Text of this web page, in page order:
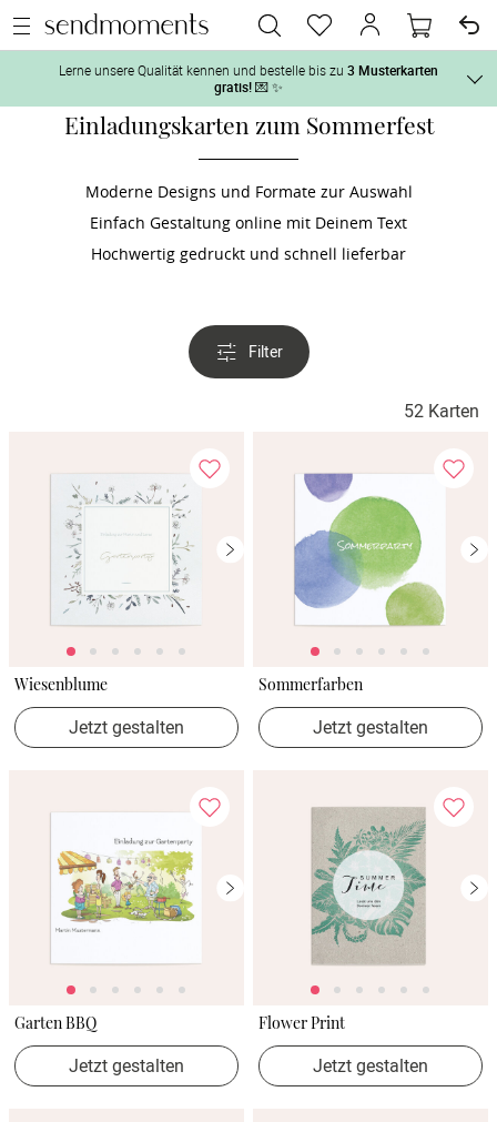
Lerne unsere Qualität kennen und bestelle bis zu 3 Musterkarten
gratis!💌 ✨
1. Wähle bis zu 3 Kartendesigns aus und gestalte sie nach Deinen
2. Aktiviere „kostenlose Musterkarte“ auf der jeweiligen
Produktseite und lasse Dir die Karten kostenlos per Post zusenden.
Einladungskarten zum Sommerfest
Moderne Designs und Formate zur Auswahl
Einfach Gestaltung online mit Deinem Text
Hochwertig gedruckt und schnell lieferbar
Filter
52 Karten
Wiesenblume
Jetzt gestalten
Sommerfarben
Jetzt gestalten
Garten BBQ
Jetzt gestalten
Flower Print
Jetzt gestalten